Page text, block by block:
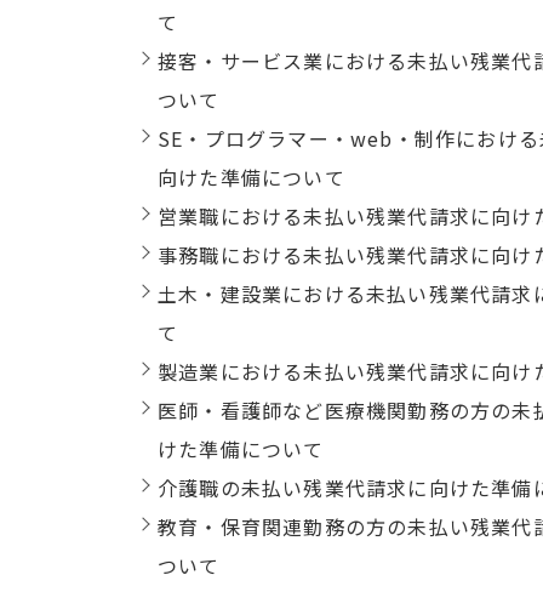
て
接客・サービス業における未払い残業代
ついて
SE・プログラマー・web・制作におけ
向けた準備について
営業職における未払い残業代請求に向け
事務職における未払い残業代請求に向け
土木・建設業における未払い残業代請求
て
製造業における未払い残業代請求に向け
医師・看護師など医療機関勤務の方の未
けた準備について
介護職の未払い残業代請求に向けた準備
教育・保育関連勤務の方の未払い残業代
ついて